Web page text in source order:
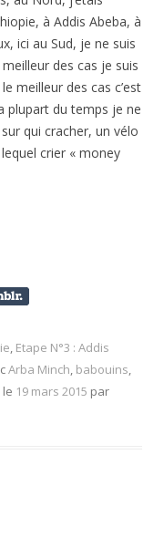
à Addis Abeba, à
ici au Sud, je ne suis
des cas je suis
meilleur des cas c’est
plupart du temps je ne
qui cracher, un vélo
crier « money
, Etape N°3 : Addis
Arba Minch, babouins,
le 19 mars 2015 par